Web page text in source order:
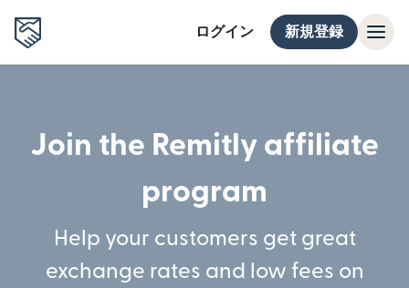
ログイン 新規登録
Join the Remitly affiliate
program
Help your customers get great
exchange rates and low fees on